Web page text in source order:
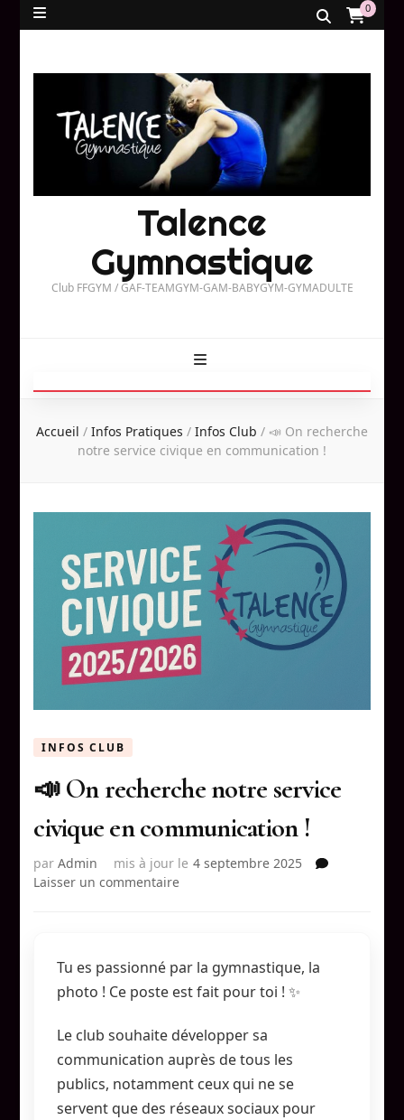
0
Talence
Gymnastique
Club FFGYM / GAF-TEAMGYM-GAM-BABYGYM-GYMADULTE
Accueil / Infos Pratiques / Infos Club / 📣 On recherche
notre service civique en communication !
INFOS CLUB
📣 On recherche notre service
civique en communication !
parAdmin mis à jour le 4 septembre 2025
Laisser un commentairesur
service
civique
communication
Tu es passionné par la gymnastique, la
photo ! Ce poste est fait pour toi ! ✨
Le club souhaite développer sa
communication auprès de tous les
publics, notamment ceux qui ne se
servent que des réseaux sociaux pour